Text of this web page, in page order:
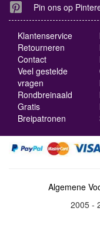
Pin ons op
Klantenservice
Retourneren
Contact
Veel gestelde
vragen
Rondbreinaald
Gratis
Breipatronen
Algemene
2005 -